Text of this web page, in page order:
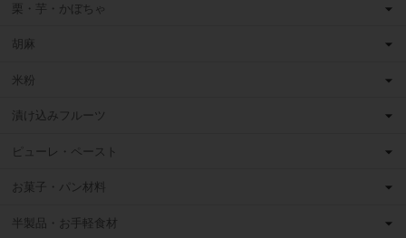
栗・芋・かぼちゃ
胡麻
米粉
漬け込みフルーツ
ピューレ・ペースト
お菓子・パン材料
半製品・お手軽食材